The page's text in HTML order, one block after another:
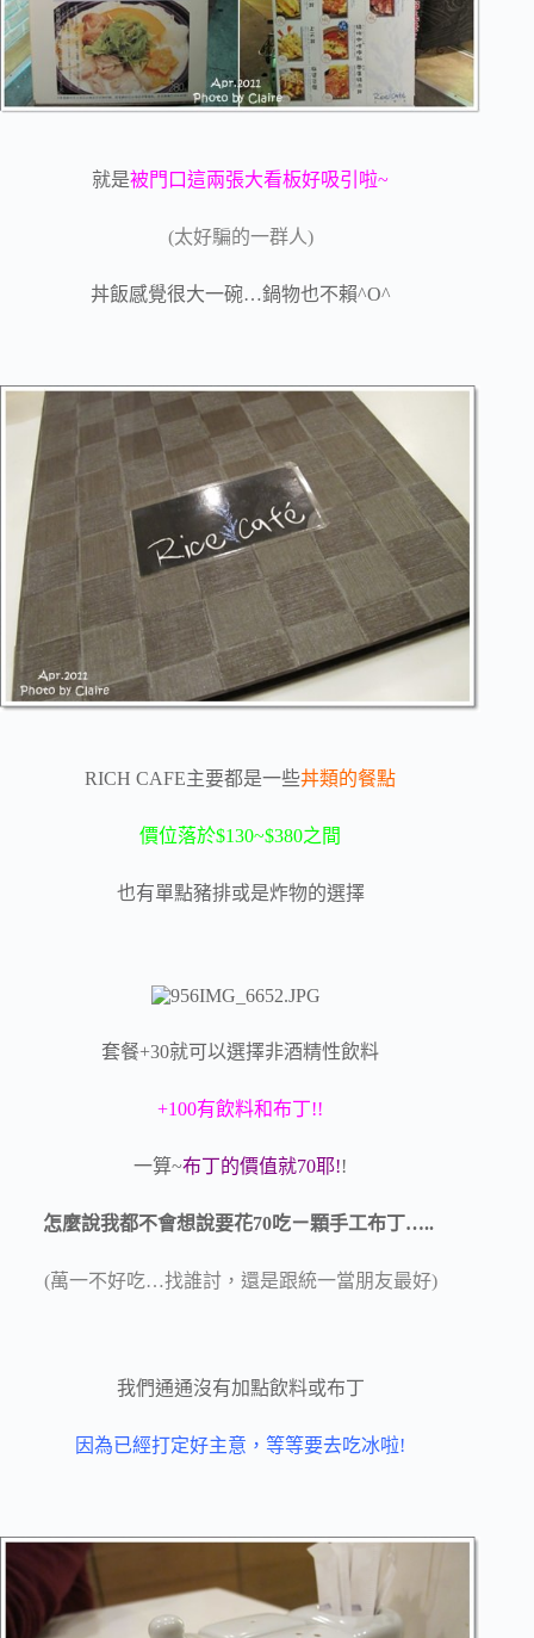
就是被門口這兩張大看板好吸引啦~
(太好騙的一群人)
丼飯感覺很大一碗…鍋物也不賴^O^
RICH CAFE主要都是一些丼類的餐點
價位落於$130~$380之間
也有單點豬排或是炸物的選擇
套餐+30就可以選擇非酒精性飲料
+100有飲料和布丁!!
一算~布丁的價值就70耶!!
怎麼說我都不會想說要花70吃ㄧ顆手工布丁…..
(萬一不好吃…找誰討，還是跟統一當朋友最好)
我們通通沒有加點飲料或布丁
因為已經打定好主意，等等要去吃冰啦!